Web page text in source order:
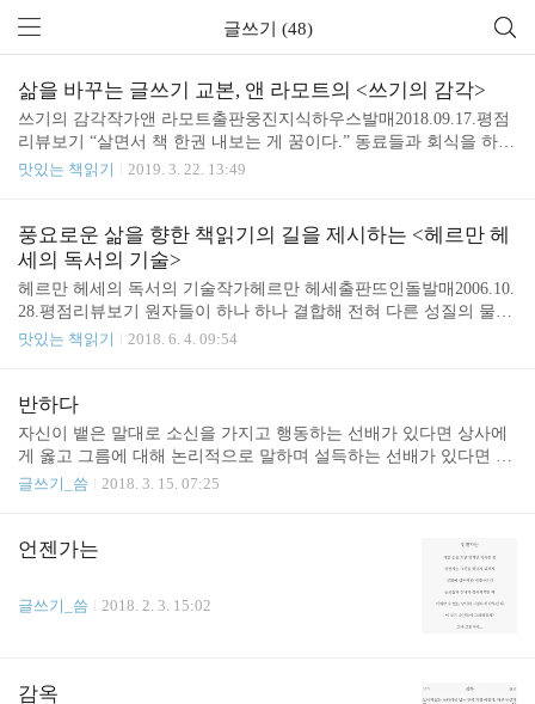
글쓰기 (48)
삶을 바꾸는 글쓰기 교본, 앤 라모트의 <쓰기의 감각>
쓰기의 감각작가앤 라모트출판웅진지식하우스발매2018.09.17.평점
리뷰보기 “살면서 책 한권 내보는 게 꿈이다.” 동료들과 회식을 하다
가 이런 소망을 종종 듣곤 합니다. 하지만 책을 내고 싶다는 소망을
망을 이야기할 뿐 실제로 글을 쓰지 않기(혹은 못하기) 때문입니다.
또 글을 쓴다고 해도 그것이 책이라는 완성된 형태로 나오려면 누군
가(편집자)의 인정을 받아야 하는데, 여기까지 도달하기가 쉽지 않
기 때문이기도 합니다. 그래서 작가의 꿈은 대부분 회식자리에서의
꿈으로만 남아 있습니다. 한편, 수줍게 책을 건네며 이번에 책을 냈
다고 말하는 지인도 있었습니다. 이분은 책을 내는 것을 ..
맛있는 책읽기 2019. 3. 22. 13:49
풍요로운 삶을 향한 책읽기의 길을 제시하는 <헤르만 헤
세의 독서의 기술>
헤르만 헤세의 독서의 기술작가헤르만 헤세출판뜨인돌발매2006.10.
28.평점리뷰보기 원자들이 하나 하나 결합해 전혀 다른 성질의 물질
을 만듭니다. 지금까지 인간의 지식수준에서 확인한 바로는 세상 만
생명이 없는 기본 원소들의 결합으로 생명이 만들어지는 신비로운
세상. 이 신비를 매순간 알아채며 살아가진 못하지만 어느 날 갑자기
자연의 신비를 깨닫고 감탄하곤 합니다. 책의 세계도 비슷합니다. 따
로 흩어져 있을 땐 아무것도 담을 수 없는 자음과 모음들이 결합되어
글자가 되면 비로소 의미를 담을 수 있는 자연계의 원소와 같은 작은
맛있는 책읽기 2018. 6. 4. 09:54
반하다
자신이 뱉은 말대로 소신을 가지고 행동하는 선배가 있다면 상사에
게 옳고 그름에 대해 논리적으로 말하며 설득하는 선배가 있다면 후
배들이 경험과 능력을 확장해 갈 수 있게 지원하고 도와주는 선배가
속한 조직 전체의 이익과 미래, 그리고 사회에 대한 책임을 말하고
실천하는 선배가 있다면 이런 선배가 있다면 그 선배에게 반할 것 같
글쓰기_씀 2018. 3. 15. 07:25
언젠가는
글쓰기_씀 2018. 2. 3. 15:02
감옥